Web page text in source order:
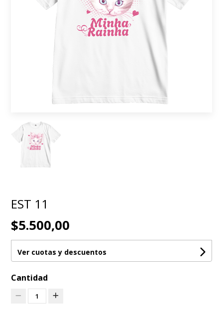
EST 11
$5.500,00
Ver cuotas y descuentos
Cantidad
1